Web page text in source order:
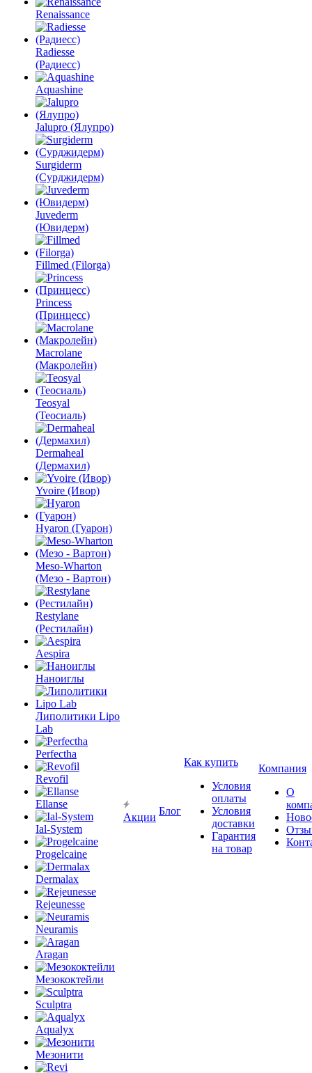
Renaissance
Radiesse
(Радиесс)
Aquashine
Jalupro (Ялупро)
Surgiderm
(Сурджидерм)
Juvederm
(Ювидерм)
Fillmed (Filorga)
Princess
(Принцесс)
Macrolane
(Макролейн)
Teosyal
(Теосиаль)
Dermaheal
(Дермахил)
Yvoire (Ивор)
Hyaron (Гуарон)
Meso-Wharton
(Мезо - Вартон)
Restylane
(Рестилайн)
Aespira
Наноиглы
Липолитики Lipo
Lab
Perfectha
Revofil
Ellanse
Ial-System
Progelcaine
Dermalax
Rejeunesse
Neuramis
Aragan
Мезококтейли
Sculptra
Aqualyx
Мезонити
Акции
Блог
Как купить
Условия
оплаты
Условия
доставки
Гарантия
на товар
Компания
О